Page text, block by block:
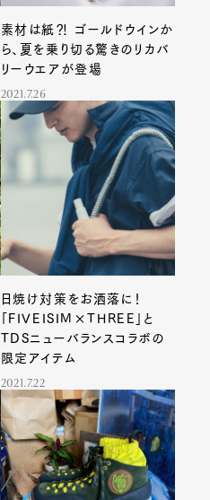
素材は紙⁈ ゴールドウインか
ら、夏を乗り切る驚きのリカバ
リーウエアが登場
2021.7.26
日焼け対策をお洒落に！
「FIVEISIM×THREE」と
TDSニューバランスコラボの
限定アイテム
2021.7.22